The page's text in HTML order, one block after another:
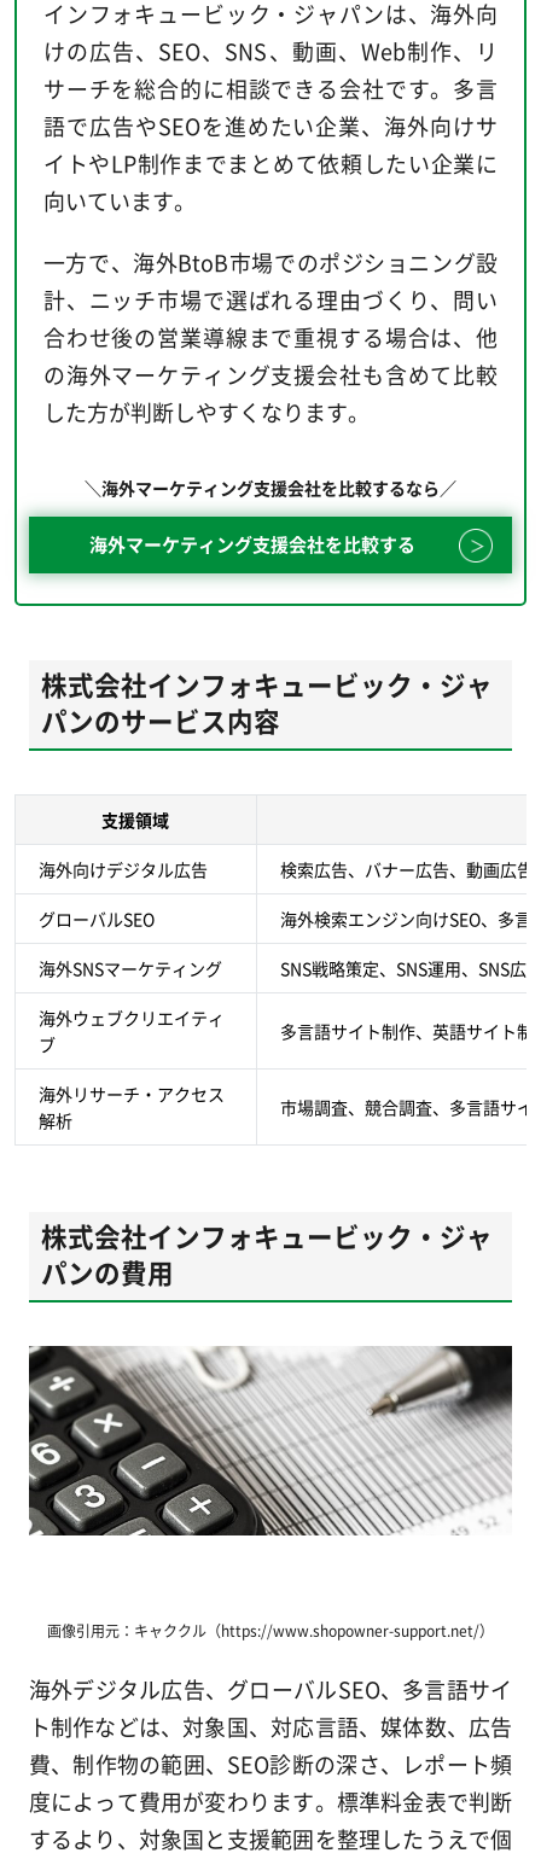
インフォキュービック・ジャパンは、海外向
けの広告、SEO、SNS、動画、Web制作、リ
サーチを総合的に相談できる会社です。多言
語で広告やSEOを進めたい企業、海外向けサ
イトやLP制作までまとめて依頼したい企業に
向いています。
一方で、海外BtoB市場でのポジショニング設
計、ニッチ市場で選ばれる理由づくり、問い
合わせ後の営業導線まで重視する場合は、他
の海外マーケティング支援会社も含めて比較
した方が判断しやすくなります。
＼海外マーケティング支援会社を比較するなら／
海外マーケティング支援会社を比較する
株式会社インフォキュービック・ジャ
パンのサービス内容
支援領域
海外向けデジタル広告 検索広告、バナー広告、動画広
グローバルSEO 海外検索エンジン向けSEO、多言
海外SNSマーケティング SNS戦略策定、SNS運用、SNS広
海外ウェブクリエイティ
ブ
多言語サイト制作、英語サイト
海外リサーチ・アクセス
解析
市場調査、競合調査、多言語サイ
株式会社インフォキュービック・ジャ
パンの費用
画像引用元：キャククル（https://www.shopowner-support.net/）
海外デジタル広告、グローバルSEO、多言語サイ
ト制作などは、対象国、対応言語、媒体数、広告
費、制作物の範囲、SEO診断の深さ、レポート頻
度によって費用が変わります。標準料金表で判断
するより、対象国と支援範囲を整理したうえで個